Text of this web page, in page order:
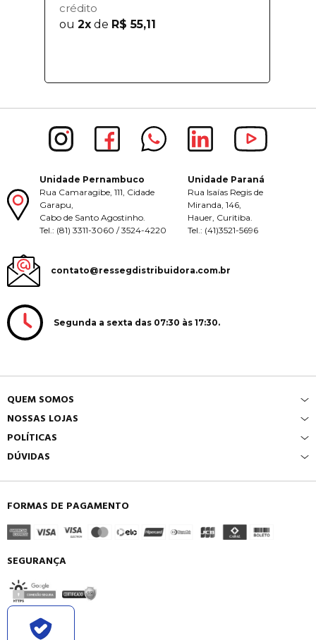
crédito
ou 2x de R$ 55,11
Unidade Pernambuco
Rua Camaragibe, 111, Cidade
Garapu,
Cabo de Santo Agostinho.
Tel.: (81) 3311-3060 / 3524-4220
Unidade Paraná
Rua Isaías Regis de
Miranda, 146,
Hauer, Curitiba.
Tel.: (41)3521-5696
contato@ressegdistribuidora.com.br
Segunda a sexta das 07:30 às 17:30.
QUEM SOMOS
NOSSAS LOJAS
POLÍTICAS
DÚVIDAS
FORMAS DE PAGAMENTO
SEGURANÇA